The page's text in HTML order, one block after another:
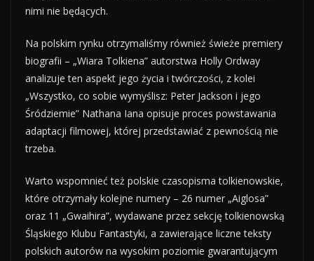
nimi nie będących.
Na polskim rynku otrzymaliśmy również świeże premiery
biografii – „Wiara Tolkiena” autorstwa Holly Ordway
analizuje ten aspekt jego życia i twórczości, z kolei
„Wszystko, co sobie wymyślisz: Peter Jackson i jego
Śródziemie” Nathana Iana opisuje proces powstawania
adaptacji filmowej, której przedstawiać z pewnością nie
trzeba.
Warto wspomnieć też polskie czasopisma tolkienowskie,
które otrzymały kolejne numery – 26 numer „Aiglosa”
oraz 11 „Gwaihira”, wydawane przez sekcję tolkienowską
Śląskiego Klubu Fantastyki, a zawierające liczne teksty
polskich autorów na wysokim poziomie gwarantującym